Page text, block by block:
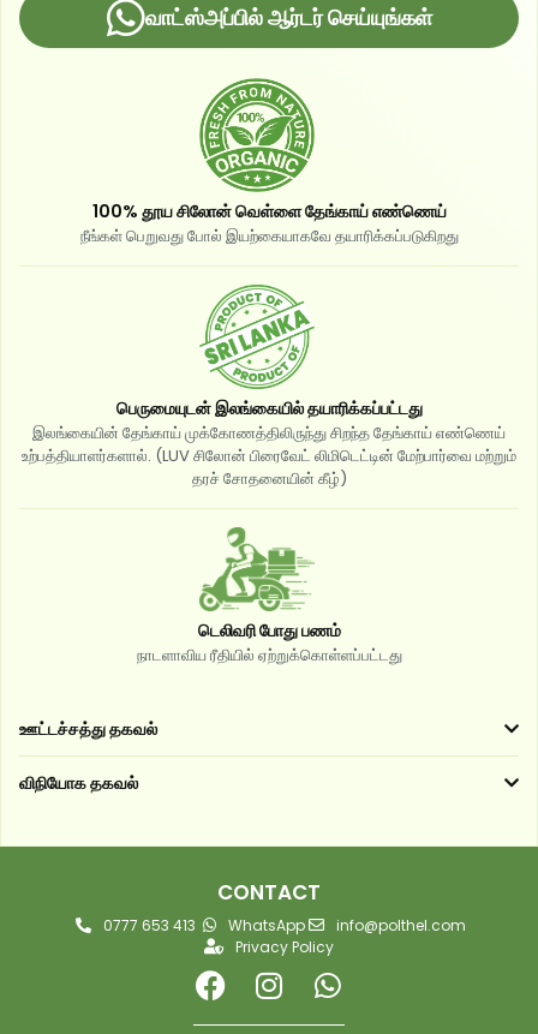
வாட்ஸ்அப்பில் ஆர்டர் செய்யுங்கள்
100% தூய சிலோன் வெள்ளை தேங்காய் எண்ணெய்
நீங்கள் பெறுவது போல் இயற்கையாகவே தயாரிக்கப்படுகிறது
பெருமையுடன் இலங்கையில் தயாரிக்கப்பட்டது
இலங்கையின் தேங்காய் முக்கோணத்திலிருந்து சிறந்த தேங்காய் எண்ணெய்
உற்பத்தியாளர்களால். (LUV சிலோன் பிரைவேட் லிமிடெட்டின் மேற்பார்வை மற்றும்
தரச் சோதனையின் கீழ்)
டெலிவரி போது பணம்
நாடளாவிய ரீதியில் ஏற்றுக்கொள்ளப்பட்டது
ஊட்டச்சத்து தகவல்
விநியோக தகவல்
CONTACT
0777 653 413 WhatsApp
info@polthel.com
Privacy Policy